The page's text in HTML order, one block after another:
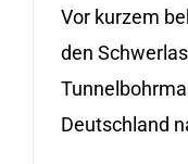
Vor kurzem
den
Deutschland